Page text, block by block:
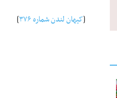
[کیهان لندن شماره ۳۷۶ ]